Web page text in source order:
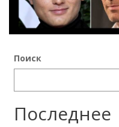
Поиск
Последнее